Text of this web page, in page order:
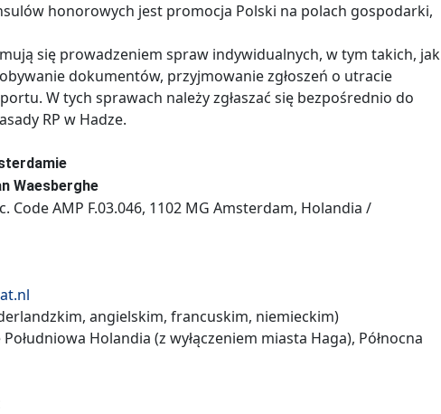
honorowych jest promocja Polski na polach gospodarki,
się prowadzeniem spraw indywidualnych, w tym takich, jak
dokumentów, przyjmowanie zgłoszeń o utracie
W tych sprawach należy zgłaszać się bezpośrednio do
RP w Hadze.
Waesberghe
Code AMP F.03.046, 1102 MG Amsterdam, Holandia /
angielskim, francuskim, niemieckim)
Holandia (z wyłączeniem miasta Haga), Północna